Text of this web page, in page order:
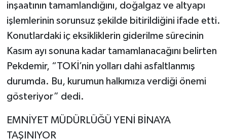
inşaatının tamamlandığını, doğalgaz ve altyapı
işlemlerinin sorunsuz şekilde bitirildiğini ifade etti.
Konutlardaki iç eksikliklerin giderilme sürecinin
Kasım ayı sonuna kadar tamamlanacağını belirten
Pekdemir, “TOKİ’nin yolları dahi asfaltlanmış
durumda. Bu, kurumun halkımıza verdiği önemi
gösteriyor” dedi.
EMNİYET MÜDÜRLÜĞÜ YENİ BİNAYA
TAŞINIYOR